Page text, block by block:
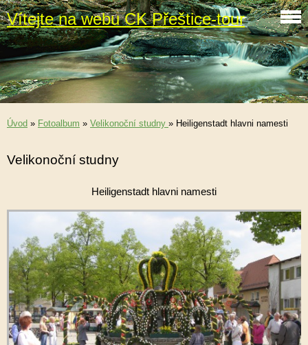
Vítejte na webu CK Přeštice-tour
Úvod » Fotoalbum » Velikonoční studny » Heiligenstadt hlavni namesti
Velikonoční studny
Heiligenstadt hlavni namesti